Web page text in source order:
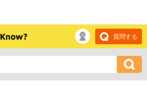
質問する